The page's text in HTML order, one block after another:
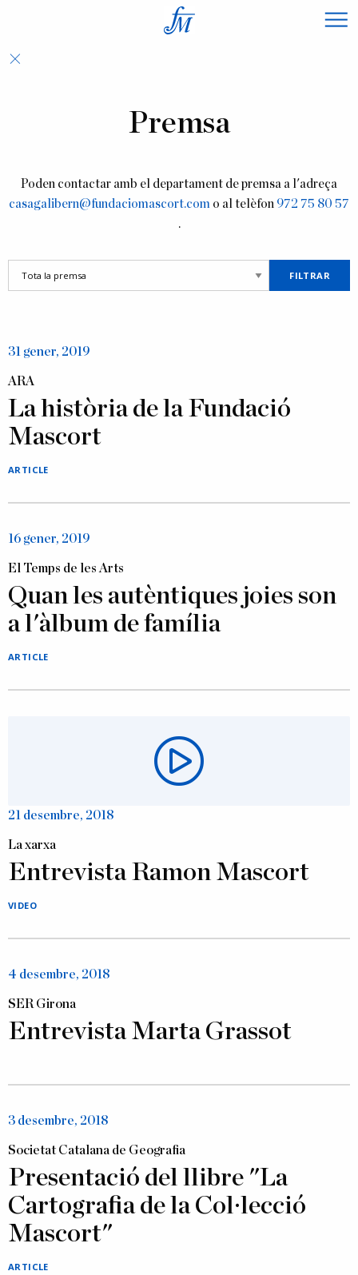
×
Premsa
Poden contactar amb el departament de premsa a l'adreça
casagalibern@fundaciomascort.com o al telèfon 972 75 80 57
.
31 gener, 2019
ARA
La història de la Fundació
Mascort
ARTICLE
16 gener, 2019
El Temps de les Arts
Quan les autèntiques joies son
a l'àlbum de família
ARTICLE
21 desembre, 2018
La xarxa
Entrevista Ramon Mascort
VIDEO
4 desembre, 2018
SER Girona
Entrevista Marta Grassot
3 desembre, 2018
Societat Catalana de Geografia
Presentació del llibre "La
Cartografia de la Col·lecció
Mascort"
ARTICLE